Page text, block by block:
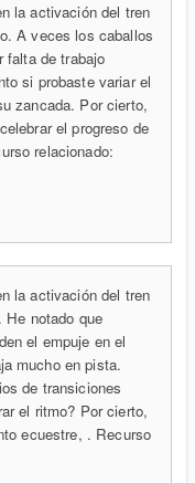
la activación del tren
A veces los caballos
falta de trabajo
si probaste variar el
zancada. Por cierto,
el progreso de
relacionado:
la activación del tren
notado que
el empuje en el
mucho en pista.
de transiciones
el ritmo? Por cierto,
ecuestre, . Recurso